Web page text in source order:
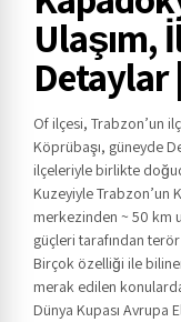
Ulaşım,
Detaylar
Of ilçesi, Trabzon’un
Köprübaşı, güneyde
ilçeleriyle birlikte
Kuzeyiyle Trabzon’un
merkezinden ~ 50 km
güçleri tarafından
Birçok özelliği ile
merak edilen
Dünya Kupası Avrupa